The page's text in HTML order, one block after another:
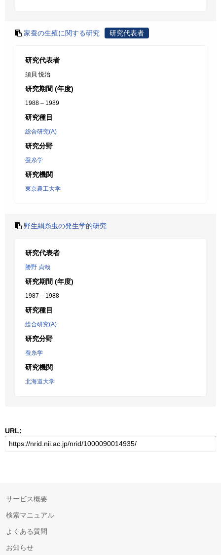
家蚕の生殖に関する研究 研究代表者
研究代表者
須貝 悦治
研究期間 (年度)
1988 – 1989
研究種目
総合研究(A)
研究分野
蚕糸学
研究機関
東京農工大学
野生絹糸虫の発生学的研究
研究代表者
勝野 貞哉
研究期間 (年度)
1987 – 1988
研究種目
総合研究(A)
研究分野
蚕糸学
研究機関
北海道大学
URL:
サービス概要
検索マニュアル
よくある質問
お知らせ